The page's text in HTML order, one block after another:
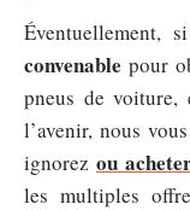
Éventuellement,
convenable pour
pneus de voiture,
l’avenir, nous
ignorez ou
les multiples